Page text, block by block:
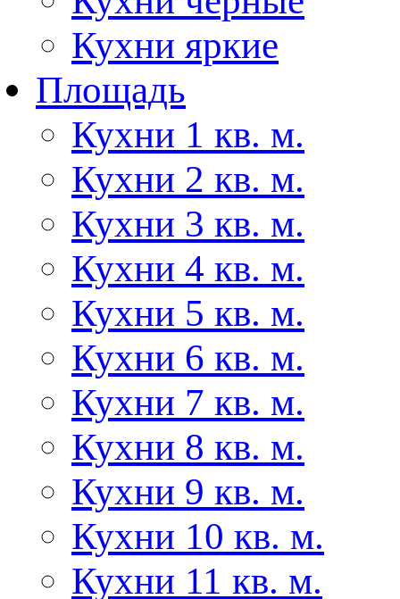
Кухни яркие
Площадь
Кухни 1 кв. м.
Кухни 2 кв. м.
Кухни 3 кв. м.
Кухни 4 кв. м.
Кухни 5 кв. м.
Кухни 6 кв. м.
Кухни 7 кв. м.
Кухни 8 кв. м.
Кухни 9 кв. м.
Кухни 10 кв. м.
Кухни 11 кв. м.